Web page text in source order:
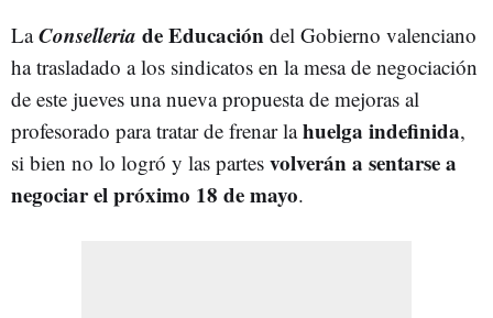
LaConselleria de Educación del Gobierno valenciano
ha trasladado a los sindicatos en la mesa de negociación
de este jueves una nueva propuesta de mejoras al
profesorado para tratar de frenar lahuelga indefinida,
si bien no lo logró y las partes volverán a sentarse a
negociar el próximo 18 de mayo.